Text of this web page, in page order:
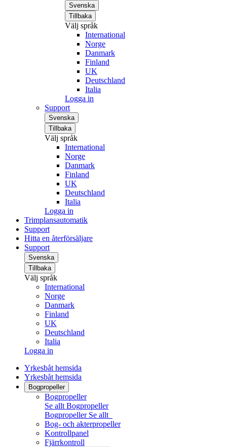
Svenska
Tillbaka
Välj språk
International
Norge
Danmark
Finland
UK
Deutschland
Italia
Logga in
Support
Svenska
Tillbaka
Välj språk
International
Norge
Danmark
Finland
UK
Deutschland
Italia
Logga in
Trimplansautomatik
Support
Hitta en återförsäljare
Support
Svenska
Tillbaka
Välj språk
International
Norge
Danmark
Finland
UK
Deutschland
Italia
Logga in
Yrkesbåt hemsida
Yrkesbåt hemsida
Bogpropeller
Bogpropeller
Se allt Bogpropeller
Bogpropeller Se allt
Bog- och akterpropeller
Kontrollpanel
Fjärrkontroll